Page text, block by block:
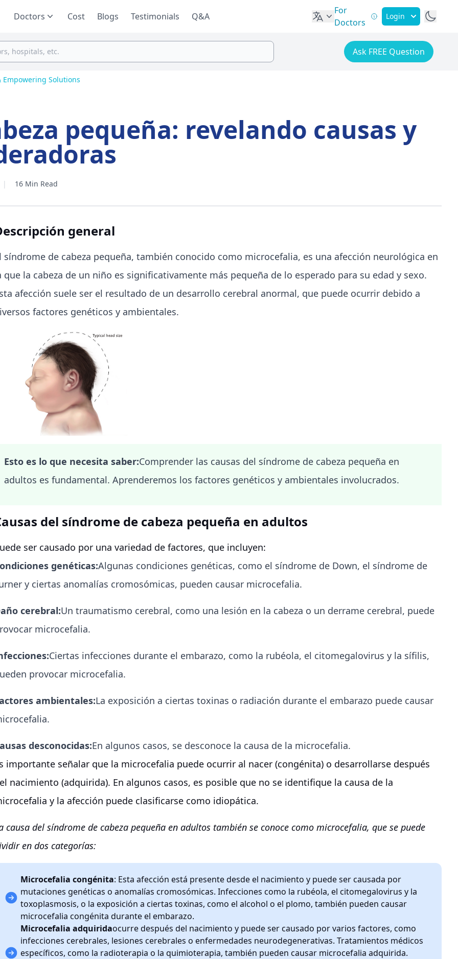
Doctors Cost Blogs Testimonials Q&A
For
Doctors
Login
Ask FREE Question
Empowering Solutions
pequeña: revelando causas y
| 16 Min Read
general
síndrome de cabeza pequeña, también conocido como microcefalia, es una afección neurológica en
que la cabeza de un niño es significativamente más pequeña de lo esperado para su edad y sexo.
afección suele ser el resultado de un desarrollo cerebral anormal, que puede ocurrir debido a
factores genéticos y ambientales.
Esto es lo que necesita saber:Comprender las causas del síndrome de cabeza pequeña en
adultos es fundamental. Aprenderemos los factores genéticos y ambientales involucrados.
del síndrome de cabeza pequeña en adultos
ser causado por una variedad de factores, que incluyen:
genéticas:Algunas condiciones genéticas, como el síndrome de Down, el síndrome de
y ciertas anomalías cromosómicas, pueden causar microcefalia.
cerebral:Un traumatismo cerebral, como una lesión en la cabeza o un derrame cerebral, puede
microcefalia.
Ciertas infecciones durante el embarazo, como la rubéola, el citomegalovirus y la sífilis,
provocar microcefalia.
ambientales:La exposición a ciertas toxinas o radiación durante el embarazo puede causar
desconocidas:En algunos casos, se desconoce la causa de la microcefalia.
importante señalar que la microcefalia puede ocurrir al nacer (congénita) o desarrollarse después
nacimiento (adquirida). En algunos casos, es posible que no se identifique la causa de la
y la afección puede clasificarse como idiopática.
causa del síndrome de cabeza pequeña en adultos también se conoce como microcefalia, que se puede
en dos categorías:
Microcefalia congénita: Esta afección está presente desde el nacimiento y puede ser causada por
mutaciones genéticas o anomalías cromosómicas. Infecciones como la rubéola, el citomegalovirus y la
toxoplasmosis, o la exposición a ciertas toxinas, como el alcohol o el plomo, también pueden causar
microcefalia congénita durante el embarazo.
Microcefalia adquiridaocurre después del nacimiento y puede ser causado por varios factores, como
infecciones cerebrales, lesiones cerebrales o enfermedades neurodegenerativas. Tratamientos médicos
específicos, como la radioterapia o la quimioterapia, también pueden causar microcefalia adquirida.